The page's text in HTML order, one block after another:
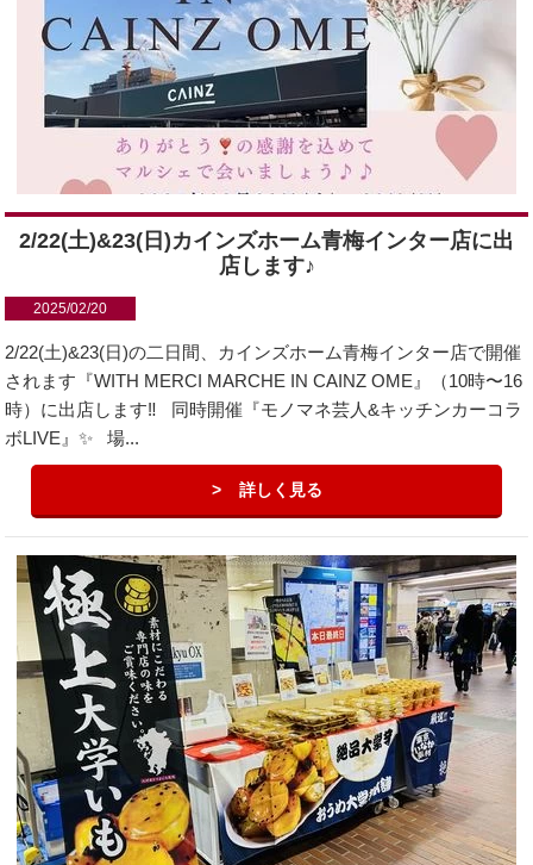
2/22(土)&23(日)カインズホーム青梅インター店に出
店します♪
2025/02/20
2/22(土)&23(日)の二日間、カインズホーム青梅インター店で開催
されます『WITH MERCI MARCHE IN CAINZ OME』（10時〜16
時）に出店します‼️ 同時開催『モノマネ芸人&キッチンカーコラ
ボLIVE』✨ 場...
詳しく見る